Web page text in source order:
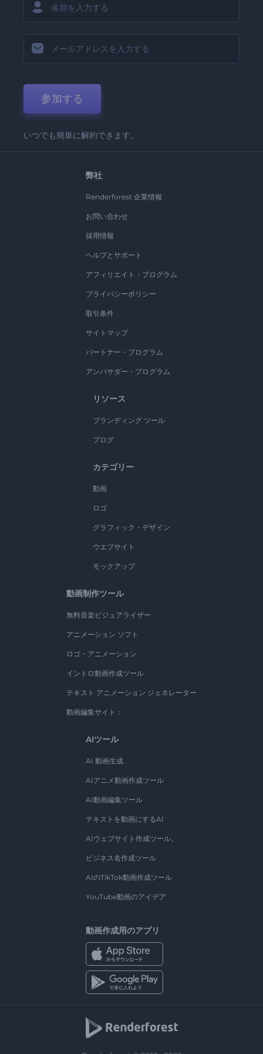
参加する
いつでも簡単に解約できます。
弊社
Renderforest 企業情報
お問い合わせ
採用情報
ヘルプとサポート
アフィリエイト・プログラム
プライバシーポリシー
取引条件
サイトマップ
パートナー・プログラム
アンバサダー・プログラム
リソース
ブランディング ツール
ブログ
カテゴリー
動画
ロゴ
グラフィック・デザイン
ウエブサイト
モックアップ
動画制作ツール
無料音楽ビジュアライザー
アニメーション ソフト
ロゴ・アニメーション
イントロ動画作成ツール
テキスト アニメーション ジェネレーター
動画編集サイト：
AIツール
AI 動画生成
AIアニメ動画作成ツール
AI動画編集ツール
テキストを動画にするAI
AIウェブサイト作成ツール。
ビジネス名作成ツール
AIのTikTok動画作成ツール
YouTube動画のアイデア
動画作成用のアプリ